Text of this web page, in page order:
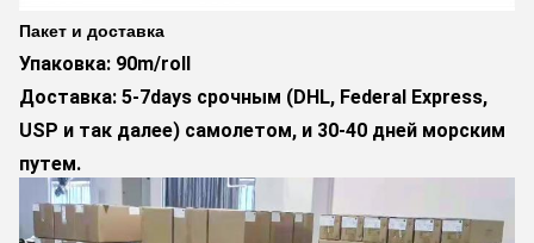
Пакет и доставка
Упаковка: 90m/roll
Доставка: 5-7days срочным (DHL, Federal Express,
USP и так далее) самолетом, и 30-40 дней морским
путем.